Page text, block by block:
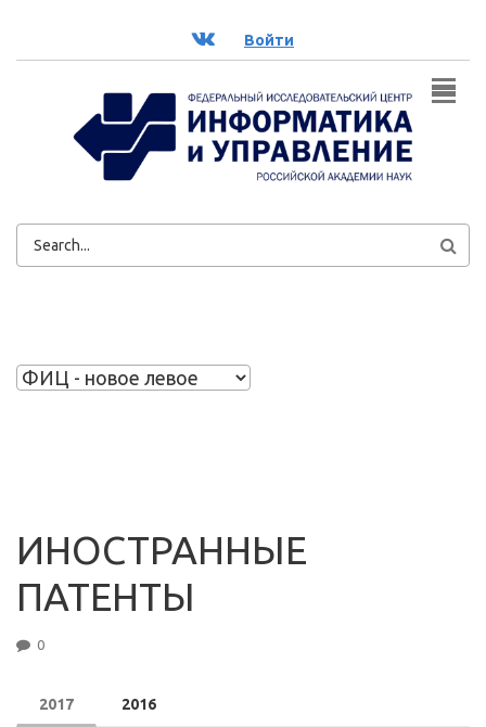
ВК Войти
ФОРМА
ИНОСТРАННЫЕ
ПАТЕНТЫ
0
2017 2016